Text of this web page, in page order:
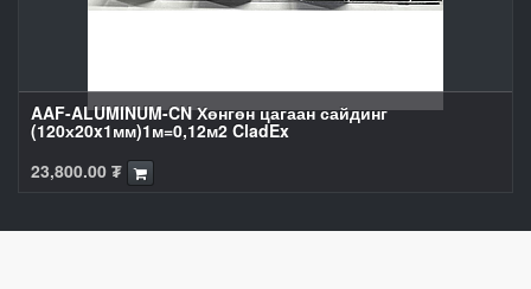
AAF-ALUMINUM-CN Хөнгөн цагаан сайдинг
(120х20x1мм)1м=0,12м2 CladEx
23,800.00 ₮